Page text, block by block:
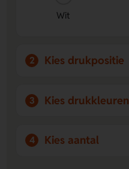
Wit
2 Kies drukpositie
3 Kies drukkleuren
4 Kies aantal